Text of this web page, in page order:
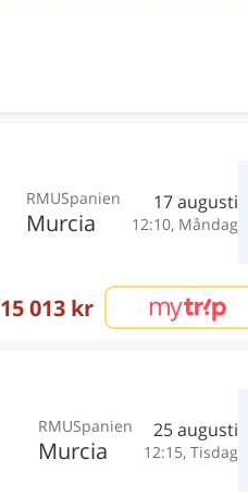
RMUSpanien
Murcia
17 augusti
12:10, Måndag
15 013 kr
RMUSpanien
Murcia
25 augusti
12:15, Tisdag